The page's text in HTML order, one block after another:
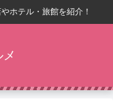
ホテル・旅館を紹介！